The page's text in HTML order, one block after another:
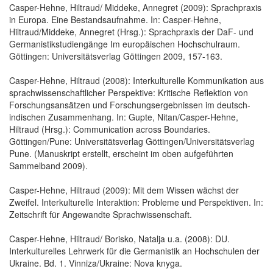
Casper-Hehne, Hiltraud/ Middeke, Annegret (2009): Sprachpraxis
in Europa. Eine Bestandsaufnahme. In: Casper-Hehne,
Hiltraud/Middeke, Annegret (Hrsg.): Sprachpraxis der DaF- und
Germanistikstudiengänge Im europäischen Hochschulraum.
Göttingen: Universitätsverlag Göttingen 2009, 157-163.
Casper-Hehne, Hiltraud (2008): Interkulturelle Kommunikation aus
sprachwissenschaftlicher Perspektive: Kritische Reflektion von
Forschungsansätzen und Forschungsergebnissen im deutsch-
indischen Zusammenhang. In: Gupte, Nitan/Casper-Hehne,
Hiltraud (Hrsg.): Communication across Boundaries.
Göttingen/Pune: Universitätsverlag Göttingen/Universitätsverlag
Pune. (Manuskript erstellt, erscheint im oben aufgeführten
Sammelband 2009).
Casper-Hehne, Hiltraud (2009): Mit dem Wissen wächst der
Zweifel. Interkulturelle Interaktion: Probleme und Perspektiven. In:
Zeitschrift für Angewandte Sprachwissenschaft.
Casper-Hehne, Hiltraud/ Borisko, Natalja u.a. (2008): DU.
Interkulturelles Lehrwerk für die Germanistik an Hochschulen der
Ukraine. Bd. 1. Vinniza/Ukraine: Nova knyga.